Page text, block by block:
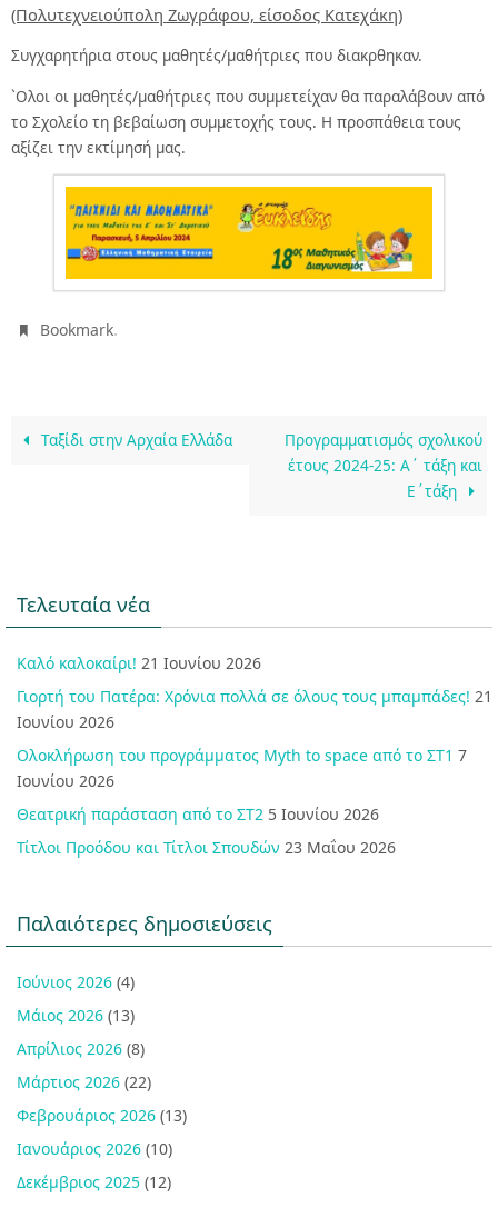
(Πολυτεχνειούπολη Ζωγράφου, είσοδος Κατεχάκη)
Συγχαρητήρια στους μαθητές/μαθήτριες που διακρθηκαν.
`Ολοι οι μαθητές/μαθήτριες που συμμετείχαν θα παραλάβουν από
το Σχολείο τη βεβαίωση συμμετοχής τους. Η προσπάθεια τους
αξίζει την εκτίμησή μας.
Bookmark.
Ταξίδι στην Αρχαία Ελλάδα
Προγραμματισμός σχολικού
έτους 2024-25: A΄ τάξη και
Ε΄τάξη
Τελευταία νέα
Καλό καλοκαίρι! 21 Ιουνίου 2026
Γιορτή του Πατέρα: Χρόνια πολλά σε όλους τους μπαμπάδες! 21
Ιουνίου 2026
Ολοκλήρωση του προγράμματος Myth to space από το ΣΤ1 7
Ιουνίου 2026
Θεατρική παράσταση από το ΣΤ2 5 Ιουνίου 2026
Τίτλοι Προόδου και Τίτλοι Σπουδών 23 Μαΐου 2026
Παλαιότερες δημοσιεύσεις
Ιούνιος 2026 (4)
Μάιος 2026 (13)
Απρίλιος 2026 (8)
Μάρτιος 2026 (22)
Φεβρουάριος 2026 (13)
Ιανουάριος 2026 (10)
Δεκέμβριος 2025 (12)